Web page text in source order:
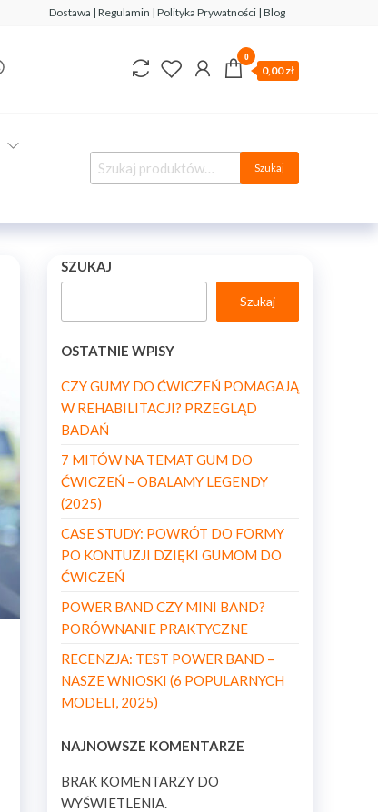
Dostawa | Regulamin | Polityka Prywatności | Blog
0
0,00 zł
Szukaj
SZUKAJ
Szukaj
OSTATNIE WPISY
CZY GUMY DO ĆWICZEŃ POMAGAJĄ
W REHABILITACJI? PRZEGLĄD
BADAŃ
7 MITÓW NA TEMAT GUM DO
ĆWICZEŃ – OBALAMY LEGENDY
(2025)
CASE STUDY: POWRÓT DO FORMY
PO KONTUZJI DZIĘKI GUMOM DO
ĆWICZEŃ
POWER BAND CZY MINI BAND?
PORÓWNANIE PRAKTYCZNE
RECENZJA: TEST POWER BAND –
NASZE WNIOSKI (6 POPULARNYCH
MODELI, 2025)
NAJNOWSZE KOMENTARZE
BRAK KOMENTARZY DO
WYŚWIETLENIA.